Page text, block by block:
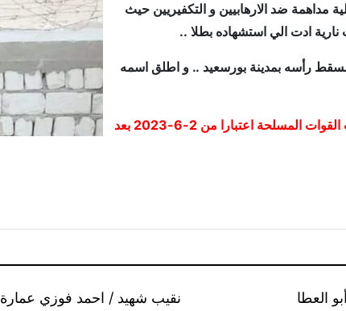
مداهمة ضد الارهابيين و التكفيريين حيث
ادت الي استشهاده بطلا ..
رأسه بمدينة بورسعيد .. و اطلق اسمه
ادرج في قائمة الشرف الوطني المصري - باب القوات المسلحة اعتبارا من 2-6-2023 بعد
العطا نقيب شهيد / احمد فوزي عمارة